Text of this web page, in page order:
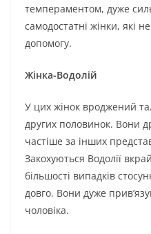
темпераментом, дуже
самодостатні жінки, які
допомогу.
Жінка-Водолій
У цих жінок вроджений
других половинок. Вони
частіше за інших
Закохуються Водолії
більшості випадків
довго. Вони дуже
чоловіка.